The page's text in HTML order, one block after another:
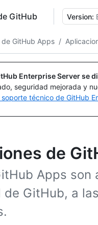
GitHub Version:
de GitHub Apps /
Enterprise Server se
seguridad mejorada y
técnico de GitHub
de
Apps son
de GitHub, a